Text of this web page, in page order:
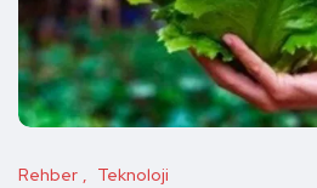
Rehber Teknoloji